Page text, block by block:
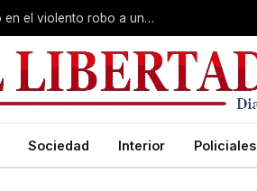
Curuzú Cuatiá: detuvieron a un séptimo implicado en el violento robo a una anciana
Sociedad Interior Policiales